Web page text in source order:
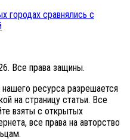
городах сравнялись с
Все права защины.
ресурса разрешается
на страницу статьи. Все
взяты с открытых
все права на авторство